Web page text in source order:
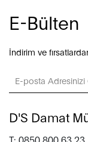
E-Bülten
İndirim ve
D'S Damat
T: 0850 800 63 23